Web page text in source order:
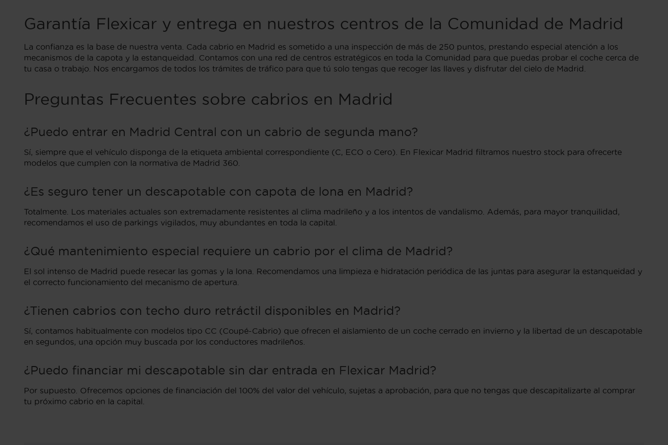
Garantía Flexicar y entrega en nuestros centros de la Comunidad de Madrid
La confianza es la base de nuestra venta. Cada cabrio en Madrid es sometido a una inspección de más de 250 puntos, prestando especial atención a los
mecanismos de la capota y la estanqueidad. Contamos con una red de centros estratégicos en toda la Comunidad para que puedas probar el coche cerca de
tu casa o trabajo. Nos encargamos de todos los trámites de tráfico para que tú solo tengas que recoger las llaves y disfrutar del cielo de Madrid.
Preguntas Frecuentes sobre cabrios en Madrid
¿Puedo entrar en Madrid Central con un cabrio de segunda mano?
Sí, siempre que el vehículo disponga de la etiqueta ambiental correspondiente (C, ECO o Cero). En Flexicar Madrid filtramos nuestro stock para ofrecerte
modelos que cumplen con la normativa de Madrid 360.
¿Es seguro tener un descapotable con capota de lona en Madrid?
Totalmente. Los materiales actuales son extremadamente resistentes al clima madrileño y a los intentos de vandalismo. Además, para mayor tranquilidad,
recomendamos el uso de parkings vigilados, muy abundantes en toda la capital.
¿Qué mantenimiento especial requiere un cabrio por el clima de Madrid?
El sol intenso de Madrid puede resecar las gomas y la lona. Recomendamos una limpieza e hidratación periódica de las juntas para asegurar la estanqueidad y
el correcto funcionamiento del mecanismo de apertura.
¿Tienen cabrios con techo duro retráctil disponibles en Madrid?
Sí, contamos habitualmente con modelos tipo CC (Coupé-Cabrio) que ofrecen el aislamiento de un coche cerrado en invierno y la libertad de un descapotable
en segundos, una opción muy buscada por los conductores madrileños.
¿Puedo financiar mi descapotable sin dar entrada en Flexicar Madrid?
Por supuesto. Ofrecemos opciones de financiación del 100% del valor del vehículo, sujetas a aprobación, para que no tengas que descapitalizarte al comprar
tu próximo cabrio en la capital.